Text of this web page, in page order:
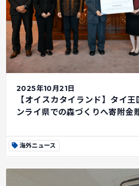
2025年10月21日
【オイスカタイランド】タイ
ンライ県での森づくりへ寄附金
海外ニュース